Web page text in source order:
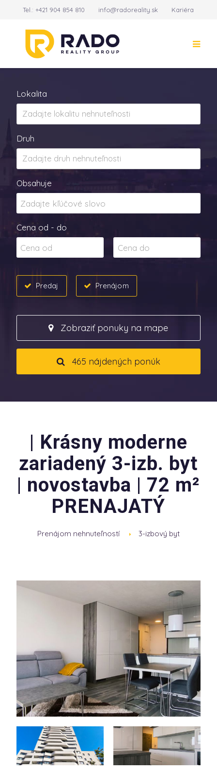
Tel.:+421 904 854 810 info@radoreality.sk Kariéra
Lokalita
Druh
Obsahuje
Cena od - do
Predaj Prenájom
Zobraziť ponuky na mape
465 nájdených ponúk
| Krásny moderne
zariadený 3-izb. byt
| novostavba | 72 m²
PRENAJATÝ
Prenájom nehnuteľností 3-izbový byt